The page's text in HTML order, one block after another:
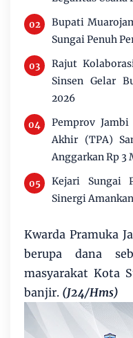
Bupati
Sungai Penuh
Rajut
Sinsen Gelar
2026
Pemprov
Akhir (TPA)
Anggarkan Rp 3
Kejari Sungai
Sinergi
Kwarda Pramuka
berupa dana
masyarakat Kota
banjir. (J24/Hms)